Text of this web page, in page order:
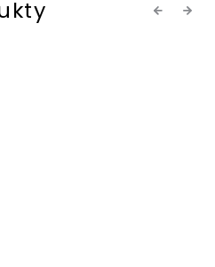
Previous
Next